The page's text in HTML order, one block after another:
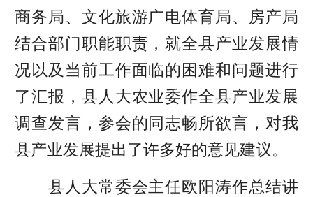
商务局、文化旅游广电体育局、房产局
结合部门职能职责，就全县产业发展情
况以及当前工作面临的困难和问题进行
了汇报，县人大农业委作全县产业发展
调查发言，参会的同志畅所欲言，对我
县产业发展提出了许多好的意见建议。
县人大常委会主任欧阳涛作总结讲